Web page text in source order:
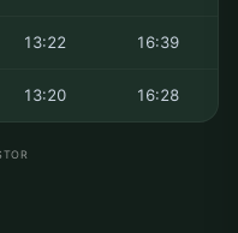
13:22 16:39
13:20 16:28